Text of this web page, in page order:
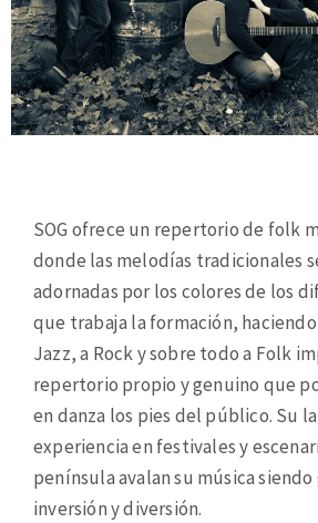
SOG ofrece un repertorio de folk
donde las melodías tradicionales
adornadas por los colores de los
que trabaja la formación, haciendo
Jazz, a Rock y sobre todo a Folk
repertorio propio y genuino que
en danza los pies del público. Su
experiencia en festivales y
península avalan su música
inversión y diversión.